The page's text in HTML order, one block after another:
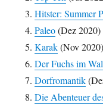
Hitster: Summer
Paleo(Dez 2020)
Karak(Nov 2020)
Der Fuchs im
Dorfromantik
Die Abenteuer